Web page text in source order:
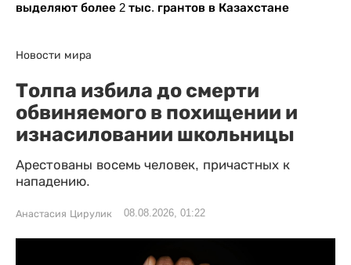
выделяют более 2 тыс. грантов в Казахстане
Новости мира
Толпа избила до смерти
обвиняемого в похищении и
изнасиловании школьницы
Арестованы восемь человек, причастных к
нападению.
Анастасия Цирулик 08.08.2026, 01:22